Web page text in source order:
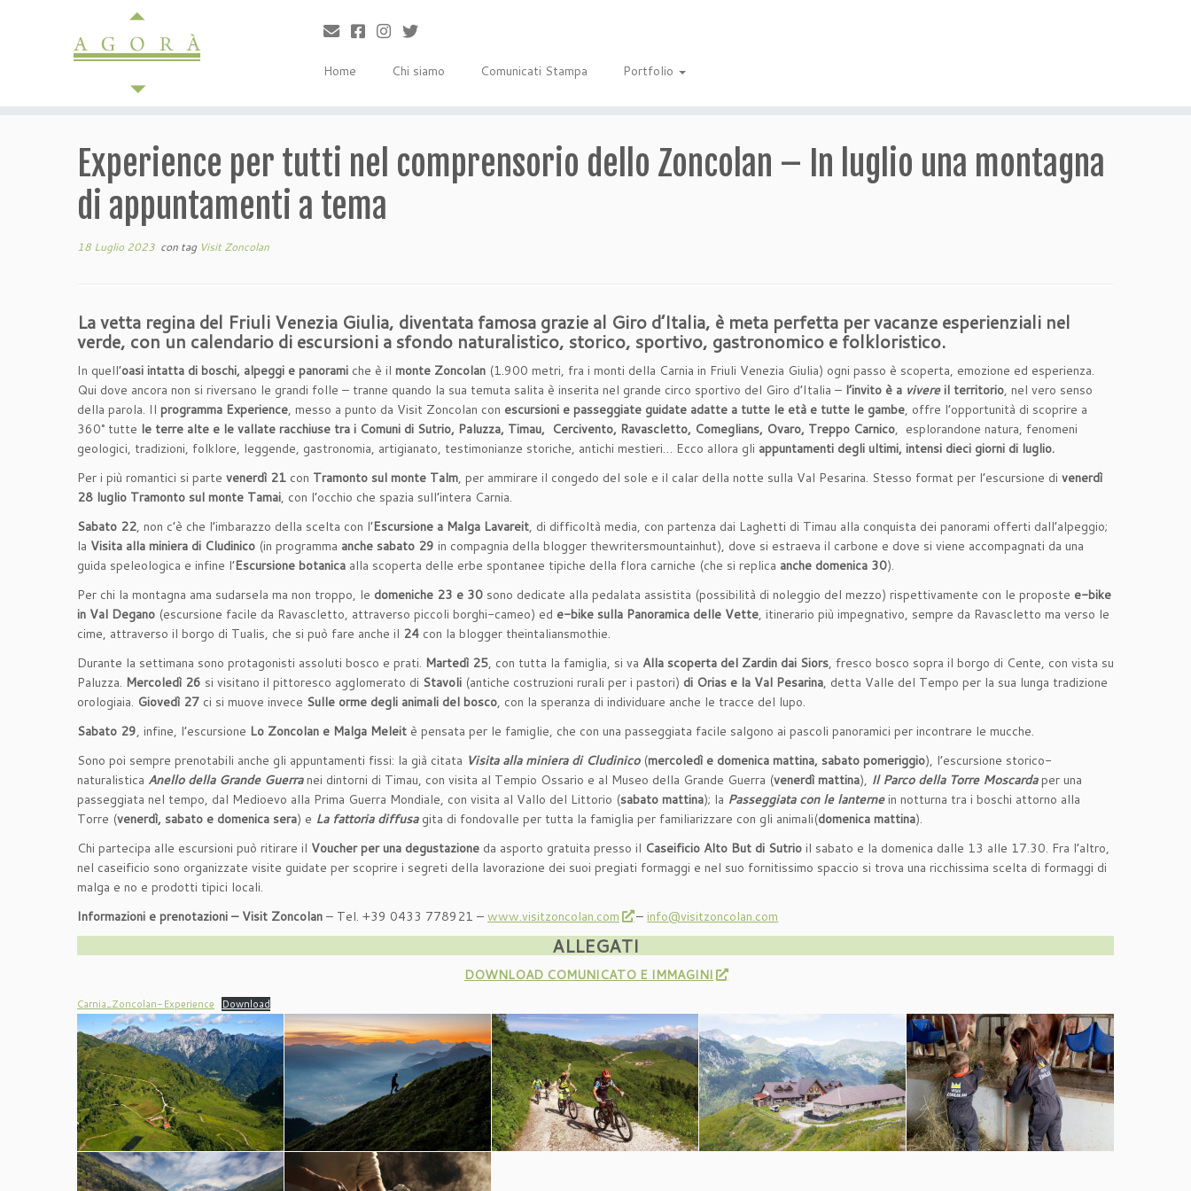
Home
Chi siamo Comunicati Stampa Portfolio
Experience per tutti nel comprensorio dello Zoncolan – In luglio una montagna
di appuntamenti a tema
18 Luglio 2023 con tag Visit Zoncolan
La vetta regina del Friuli Venezia Giulia, diventata famosa grazie al Giro d’Italia, è meta perfetta per vacanze esperienziali nel
verde, con un calendario di escursioni a sfondo naturalistico, storico, sportivo, gastronomico e folkloristico.
In quell’oasi intatta di boschi, alpeggi e panorami che è il monte Zoncolan (1.900 metri, fra i monti della Carnia in Friuli Venezia Giulia) ogni passo è scoperta, emozione ed esperienza.
Qui dove ancora non si riversano le grandi folle – tranne quando la sua temuta salita è inserita nel grande circo sportivo del Giro d’Italia – l’invito è a vivereil territorio, nel vero senso
della parola. Il programma Experience, messo a punto da Visit Zoncolan con escursioni e passeggiate guidate adatte a tutte le età e tutte le gambe, offre l’opportunità di scoprire a
360° tutte le terre alte e le vallate racchiuse tra i Comuni di Sutrio, Paluzza, Timau, Cercivento, Ravascletto, Comeglians, Ovaro, Treppo Carnico, esplorandone natura, fenomeni
geologici, tradizioni, folklore, leggende, gastronomia, artigianato, testimonianze storiche, antichi mestieri… Ecco allora gli appuntamenti degli ultimi, intensi dieci giorni di luglio.
Per i più romantici si parte venerdì 21 con Tramonto sul monte Talm, per ammirare il congedo del sole e il calar della notte sulla Val Pesarina. Stesso format per l’escursione di venerdì
28 luglio Tramonto sul monte Tamai, con l’occhio che spazia sull’intera Carnia.
Sabato 22, non c’è che l’imbarazzo della scelta con l’Escursione a Malga Lavareit, di difficoltà media, con partenza dai Laghetti di Timau alla conquista dei panorami offerti dall’alpeggio;
la Visita alla miniera di Cludinico (in programma anche sabato 29 in compagnia della blogger thewritersmountainhut), dove si estraeva il carbone e dove si viene accompagnati da una
guida speleologica e infine l’Escursione botanica alla scoperta delle erbe spontanee tipiche della flora carniche (che si replica anche domenica 30).
Per chi la montagna ama sudarsela ma non troppo, le domeniche 23 e 30 sono dedicate alla pedalata assistita (possibilità di noleggio del mezzo) rispettivamente con le proposte e-bike
in Val Degano (escursione facile da Ravascletto, attraverso piccoli borghi-cameo) ed e-bike sulla Panoramica delle Vette, itinerario più impegnativo, sempre da Ravascletto ma verso le
cime, attraverso il borgo di Tualis, che si può fare anche il 24 con la blogger theintaliansmothie.
Durante la settimana sono protagonisti assoluti bosco e prati. Martedì 25, con tutta la famiglia, si va Alla scoperta del Zardin dai Siors, fresco bosco sopra il borgo di Cente, con vista su
Paluzza. Mercoledì 26 si visitano il pittoresco agglomerato di Stavoli (antiche costruzioni rurali per i pastori) di Orias e la Val Pesarina, detta Valle del Tempo per la sua lunga tradizione
orologiaia. Giovedì 27 ci si muove invece Sulle orme degli animali del bosco, con la speranza di individuare anche le tracce del lupo.
Sabato 29, infine, l’escursione Lo Zoncolan e Malga Meleit è pensata per le famiglie, che con una passeggiata facile salgono ai pascoli panoramici per incontrare le mucche.
Sono poi sempre prenotabili anche gli appuntamenti fissi: la già citata Visita alla miniera di Cludinico(mercoledì e domenica mattina, sabato pomeriggio), l’escursione storico-
naturalistica Anello della Grande Guerra nei dintorni di Timau, con visita al Tempio Ossario e al Museo della Grande Guerra (venerdì mattina), Il Parco della Torre Moscardaper una
passeggiata nel tempo, dal Medioevo alla Prima Guerra Mondiale, con visita al Vallo del Littorio (sabato mattina); la Passeggiata con le lanternein notturna tra i boschi attorno alla
Torre (venerdì, sabato e domenica sera) e La fattoria diffusa gita di fondovalle per tutta la famiglia per familiarizzare con gli animali(domenica mattina).
Chi partecipa alle escursioni può ritirare il Voucher per una degustazione da asporto gratuita presso il Caseificio Alto But di Sutrio il sabato e la domenica dalle 13 alle 17.30. Fra l’altro,
nel caseificio sono organizzate visite guidate per scoprire i segreti della lavorazione dei suoi pregiati formaggi e nel suo fornitissimo spaccio si trova una ricchissima scelta di formaggi di
malga e no e prodotti tipici locali.
Informazioni e prenotazioni – Visit Zoncolan – Tel. +39 0433 778921 – www.visitzoncolan.com – info@visitzoncolan.com
ALLEGATI
DOWNLOAD COMUNICATO E IMMAGINI
Carnia_Zoncolan-Experience Download